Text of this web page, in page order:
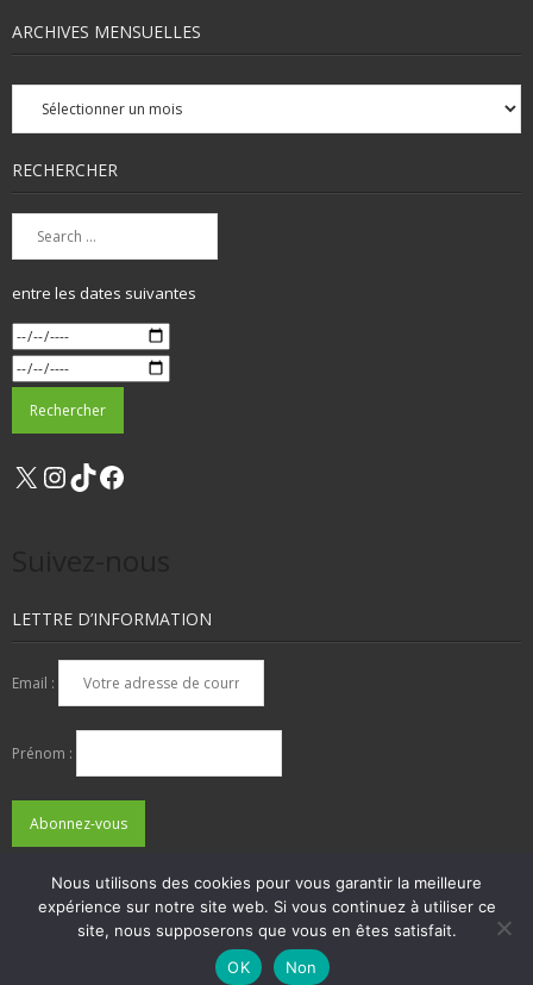
ARCHIVES MENSUELLES
Archives
mensuelles
RECHERCHER
entre les dates suivantes
X Instagram
TikTok
LETTRE D’INFORMATION
Email :
Prénom :
QUI SOMMES-NOUS ?
NOUS CONTACTER
ADHÉSIONS, DONS, CONTACT
MENTIONS LÉGALES
Think Up Themes Ltd. Powered by
Nous utilisons des cookies pour vous garantir la meilleure
expérience sur notre site web. Si vous continuez à utiliser ce
site, nous supposerons que vous en êtes satisfait.
OK
Non